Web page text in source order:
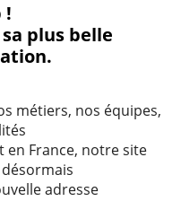
!
plus belle
métiers, nos équipes,
France, notre site
adresse